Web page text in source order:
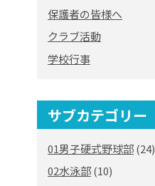
保護者の皆様へ
クラブ活動
学校行事
サブカテゴリー
01男子硬式野球部(24)
02水泳部(10)